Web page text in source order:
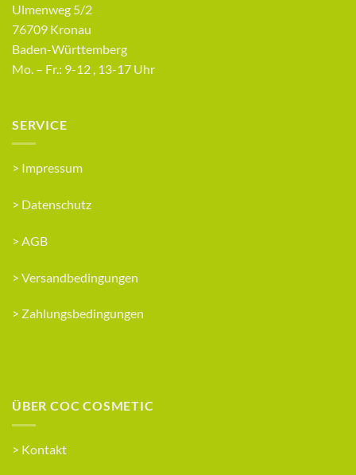
Ulmenweg 5/2
76709 Kronau
Baden-Württemberg
Mo. – Fr.: 9-12 , 13-17 Uhr
SERVICE
> Impressum
> Datenschutz
> AGB
> Versandbedingungen
> Zahlungsbedingungen
ÜBER COC COSMETIC
> Kontakt